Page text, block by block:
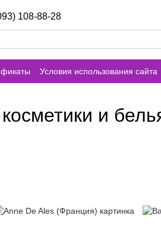
108-88-28
Условия использования сайта
и